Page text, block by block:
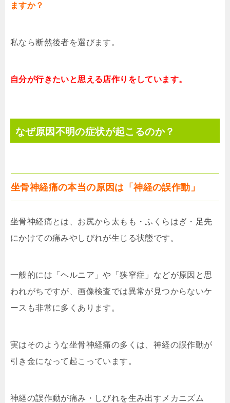
ますか？
私なら断然後者を選びます。
自分が行きたいと思える店作りをしています。
なぜ原因不明の症状が起こるのか？
坐骨神経痛の本当の原因は「神経の誤作動」
坐骨神経痛とは、お尻から太もも・ふくらはぎ・足先
にかけての痛みやしびれが生じる状態です。
一般的には「ヘルニア」や「狭窄症」などが原因と思
われがちですが、画像検査では異常が見つからないケ
ースも非常に多くあります。
実はそのような坐骨神経痛の多くは、神経の誤作動が
引き金になって起こっています。
神経の誤作動が痛み・しびれを生み出すメカニズム